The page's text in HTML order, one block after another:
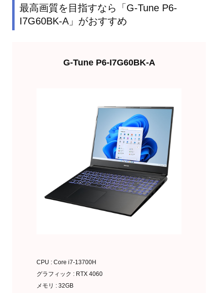
最高画質を目指すなら「G-Tune P6-
I7G60BK-A」がおすすめ
G-Tune P6-I7G60BK-A
CPU : Core i7-13700H
グラフィック : RTX 4060
メモリ : 32GB